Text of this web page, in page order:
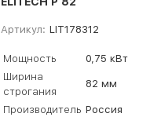
Артикул: LIT178312
Мощность
0,75 кВт
Ширина
строгания
82 мм
Производитель Россия